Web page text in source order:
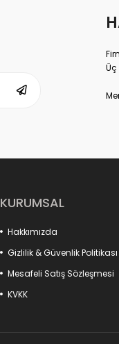
KURUMSAL
Hakkımızda
Gizlilik & Güvenlik Politikası
Mesafeli Satış Sözleşmesi
KVKK